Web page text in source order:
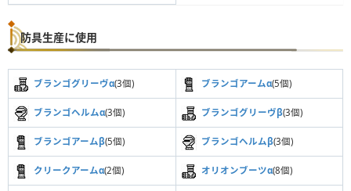
防具生産に使用
ブランゴグリーヴα(3個) ブランゴアームα(5個)
ブランゴヘルムα(3個) ブランゴグリーヴβ(3個)
ブランゴアームβ(5個) ブランゴヘルムβ(3個)
クリークアームα(2個) オリオンブーツα(8個)